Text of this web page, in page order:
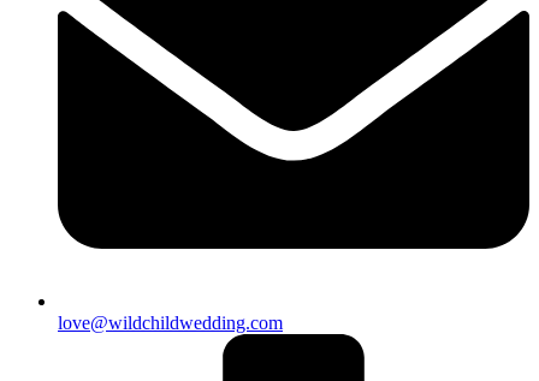
love@wildchildwedding.com